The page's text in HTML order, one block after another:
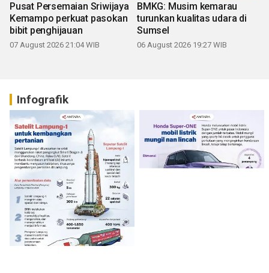
Pusat Persemaian Sriwijaya
Kemampo perkuat pasokan
bibit penghijauan
07 August 2026 21:04 WIB
BMKG: Musim kemarau
turunkan kualitas udara di
Sumsel
06 August 2026 19:27 WIB
Infografik